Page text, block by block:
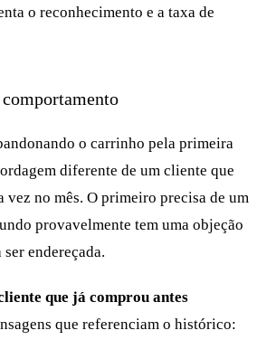
o reconhecimento e a taxa de
o carrinho pela primeira
diferente de um cliente que
vez no mês. O primeiro precisa de um
provavelmente tem uma objeção
endereçada.
que já comprou antes
que referenciam o histórico: